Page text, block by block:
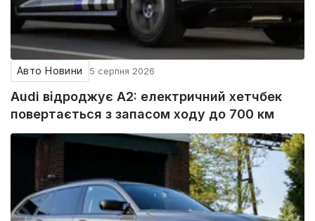
Авто Новини 5 серпня 2026
Audi відроджує A2: електричний хетчбек
повертається з запасом ходу до 700 км